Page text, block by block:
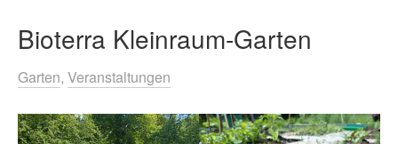
PROGRAMM 2026
PROJEKTE
BESUCH
Bioterra Kleinraum-Garten
Garten Veranstaltungen